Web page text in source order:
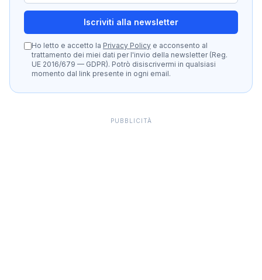
Iscriviti alla newsletter
Ho letto e accetto la Privacy Policy e acconsento al
trattamento dei miei dati per l'invio della newsletter (Reg.
UE 2016/679 — GDPR). Potrò disiscrivermi in qualsiasi
momento dal link presente in ogni email.
PUBBLICITÀ